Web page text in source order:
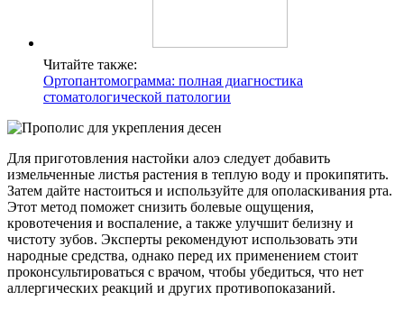
Читайте также:
Ортопантомограмма: полная диагностика
стоматологической патологии
Для приготовления настойки алоэ следует добавить
измельченные листья растения в теплую воду и прокипятить.
Затем дайте настоиться и используйте для ополаскивания рта.
Этот метод поможет снизить болевые ощущения,
кровотечения и воспаление, а также улучшит белизну и
чистоту зубов. Эксперты рекомендуют использовать эти
народные средства, однако перед их применением стоит
проконсультироваться с врачом, чтобы убедиться, что нет
аллергических реакций и других противопоказаний.